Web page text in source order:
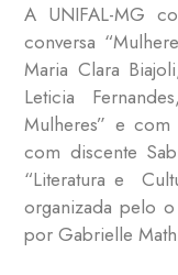
A UNIFAL-MG
conversa
Maria Clara
Leticia
Mulheres” e
com discente
“Literatura e
organizada pelo
por Gabrielle